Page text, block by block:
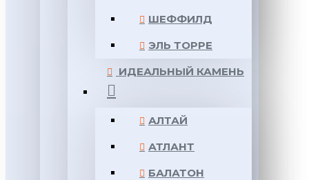
ШЕФФИЛД
ЭЛЬ ТОРРЕ
ИДЕАЛЬНЫЙ КАМЕНЬ
АЛТАЙ
АТЛАНТ
БАЛАТОН